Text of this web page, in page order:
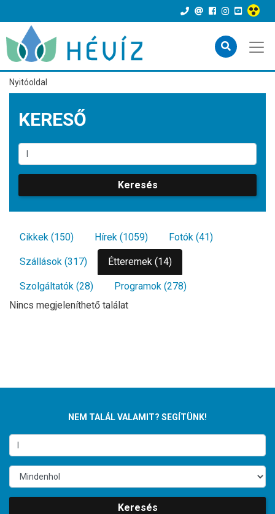
Nyitóoldal
KERESŐ
Keresés
Cikkek (150) Hírek (1059) Fotók (41)
Szállások (317) Étteremek (14)
Szolgáltatók (28)
Programok (278)
Nincs megjeleníthető találat
NEM TALÁL VALAMIT? SEGÍTÜNK!
Keresés